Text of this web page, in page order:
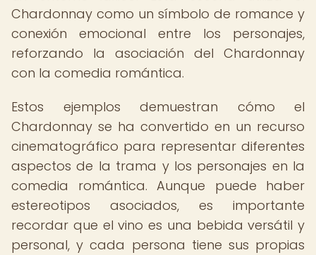
Chardonnay como un símbolo de romance y
conexión emocional entre los personajes,
reforzando la asociación del Chardonnay
con la comedia romántica.
Estos ejemplos demuestran cómo el
Chardonnay se ha convertido en un recurso
cinematográfico para representar diferentes
aspectos de la trama y los personajes en la
comedia romántica. Aunque puede haber
estereotipos asociados, es importante
recordar que el vino es una bebida versátil y
personal, y cada persona tiene sus propias